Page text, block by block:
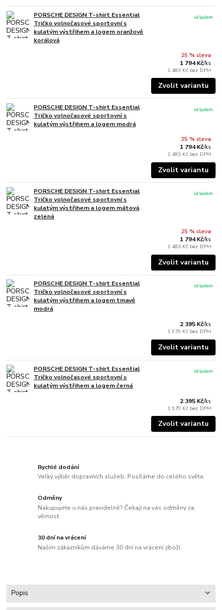
PORSCHE DESIGN T-shirt Essential
Tričko volnočasové sportovní s
kulatým výstřihem a logem oranžově
korálová
25 % sleva
1 794 Kč/ks
1 483 Kč bez DPH
skladem
Zvolit variantu
PORSCHE DESIGN T-shirt Essential
Tričko volnočasové sportovní s
kulatým výstřihem a logem modrá
25 % sleva
1 794 Kč/ks
1 483 Kč bez DPH
skladem
Zvolit variantu
PORSCHE DESIGN T-shirt Essential
Tričko volnočasové sportovní s
kulatým výstřihem a logem mátová
zelená
25 % sleva
1 794 Kč/ks
1 483 Kč bez DPH
skladem
Zvolit variantu
PORSCHE DESIGN T-shirt Essential
Tričko volnočasové sportovní s
kulatým výstřihem a logem tmavě
modrá
2 395 Kč/ks
1 979 Kč bez DPH
skladem
Zvolit variantu
PORSCHE DESIGN T-shirt Essential
Tričko volnočasové sportovní s
kulatým výstřihem a logem černá
2 395 Kč/ks
1 979 Kč bez DPH
skladem
Zvolit variantu
Rychlé dodání
Velký výběr dopravních služeb. Posíláme do celého světa.
Odměny
Nakupujete u nás pravidelně? Čekají na vás odměny za
věrnost.
30 dní na vrácení
Našim zákazníkům dáváme 30 dní na vrácení zboží.
Popis